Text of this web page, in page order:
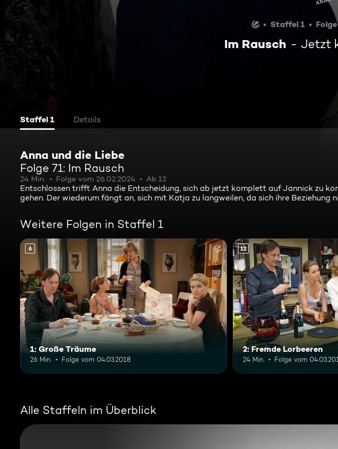
Staffel 1
Im Rausch Jetzt
Staffel 1 Details
Anna und die Liebe
Folge 71: Im Rausch
24 Min. Folge vom 26.02.2024 Ab 12
Entschlossen trifft Anna die Entscheidung, sich ab jetzt komplett auf Jannick zu
gehen. Der wiederum fängt an, sich mit Katja zu langweilen, da sich ihre Beziehung
Weitere Folgen in Staffel 1
6
1: Große Träume
26 Min. Folge vom 04.03.2018
12
2: Fremde Lorbeeren
24 Min. Folge vom
Alle Staffeln im Überblick